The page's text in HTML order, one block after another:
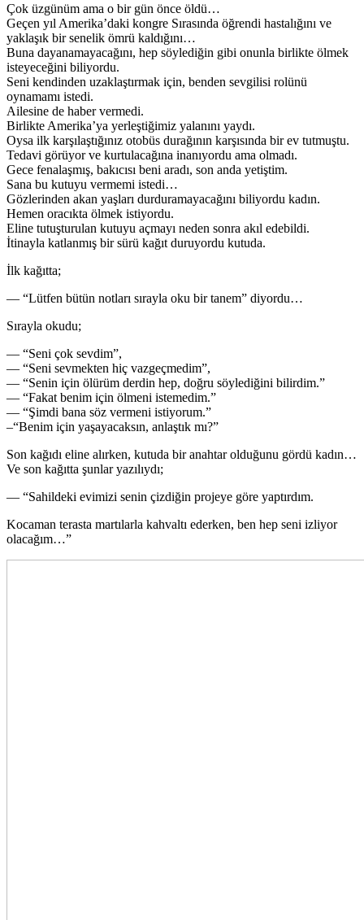
Çok üzgünüm ama o bir gün önce öldü…
Geçen yıl Amerika’daki kongre Sırasında öğrendi hastalığını ve
yaklaşık bir senelik ömrü kaldığını…
Buna dayanamayacağını, hep söylediğin gibi onunla birlikte ölmek
isteyeceğini biliyordu.
Seni kendinden uzaklaştırmak için, benden sevgilisi rolünü
oynamamı istedi.
Ailesine de haber vermedi.
Birlikte Amerika’ya yerleştiğimiz yalanını yaydı.
Oysa ilk karşılaştığınız otobüs durağının karşısında bir ev tutmuştu.
Tedavi görüyor ve kurtulacağına inanıyordu ama olmadı.
Gece fenalaşmış, bakıcısı beni aradı, son anda yetiştim.
Sana bu kutuyu vermemi istedi…
Gözlerinden akan yaşları durduramayacağını biliyordu kadın.
Hemen oracıkta ölmek istiyordu.
Eline tutuşturulan kutuyu açmayı neden sonra akıl edebildi.
İtinayla katlanmış bir sürü kağıt duruyordu kutuda.
İlk kağıtta;
— “Lütfen bütün notları sırayla oku bir tanem” diyordu…
Sırayla okudu;
— “Seni çok sevdim”,
— “Seni sevmekten hiç vazgeçmedim”,
— “Senin için ölürüm derdin hep, doğru söylediğini bilirdim.”
— “Fakat benim için ölmeni istemedim.”
— “Şimdi bana söz vermeni istiyorum.”
–“Benim için yaşayacaksın, anlaştık mı?”
Son kağıdı eline alırken, kutuda bir anahtar olduğunu gördü kadın…
Ve son kağıtta şunlar yazılıydı;
— “Sahildeki evimizi senin çizdiğin projeye göre yaptırdım.
Kocaman terasta martılarla kahvaltı ederken, ben hep seni izliyor
olacağım…”